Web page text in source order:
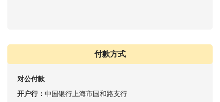
付款方式
对公付款
开户行： 中国银行上海市国和路支行